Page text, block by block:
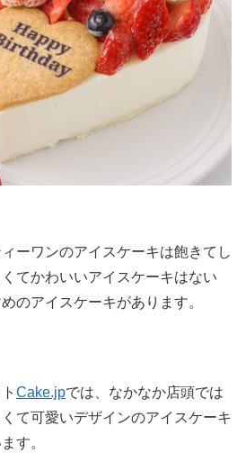
ーワンのアイスケーキは飽きてし
てかわいいアイスケーキはない
のアイスケーキがあります。
Cake.jpでは、なかなか店頭では
て可愛いデザインのアイスケーキ
す。